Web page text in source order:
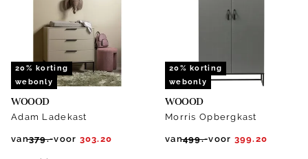
20% korting
webonly
WOOOD
Adam Ladekast
van379.-voor 303.20
20% korting
webonly
WOOOD
Morris Opbergkast
van499.-voor 399.20